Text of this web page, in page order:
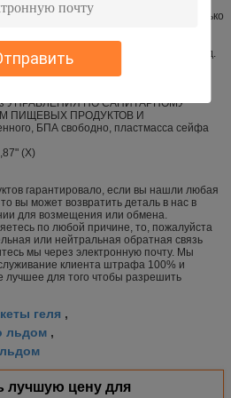
от утра до обеда и за пределами!
обеда в замораживателе на несколько
обеда и будут охлаждать до тех
шанс сидеть и насладиться ваш обед.
уклад жизни, позволили нам
обед свежим!
УПРАВЛЕНИЯ ПО САНИТАРНОМУ
ПИЩЕВЫХ ПРОДУКТОВ И
БПА свободно, пластмасса сейфа
(Х)
гарантировало, если вы нашли любая
вы может возвратить деталь в нас в
для возмещения или обмена.
по любой причине, то, пожалуйста
или нейтральная обратная связь
мы через электронную почту. Мы
клиента штрафа 100% и
лучшее для того чтобы разрешить
геля ,
льдом ,
лучшую цену для